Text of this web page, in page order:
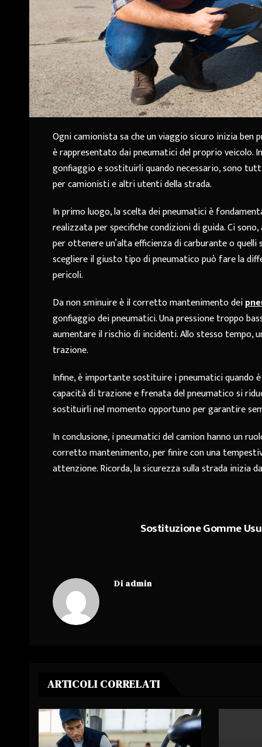
Ogni camionista sa che un viaggio sicuro inizia
è rappresentato dai pneumatici del proprio veicolo.
gonfiaggio e sostituirli quando necessario, sono
per camionisti e altri utenti della strada.
In primo luogo, la scelta dei pneumatici è
realizzata per specifiche condizioni di guida. Ci
per ottenere un’alta efficienza di carburante o
scegliere il giusto tipo di pneumatico può fare la
pericoli.
Da non sminuire è il corretto mantenimento dei
gonfiaggio dei pneumatici. Una pressione troppo
aumentare il rischio di incidenti. Allo stesso
trazione.
Infine, è importante sostituire i pneumatici quando
capacità di trazione e frenata del pneumatico si
sostituirli nel momento opportuno per garantire
In conclusione, i pneumatici del camion hanno un
corretto mantenimento, per finire con una
attenzione. Ricorda, la sicurezza sulla strada inizia
NavigazioneSostituzione Gomme
Di admin
ARTICOLI CORRELATI